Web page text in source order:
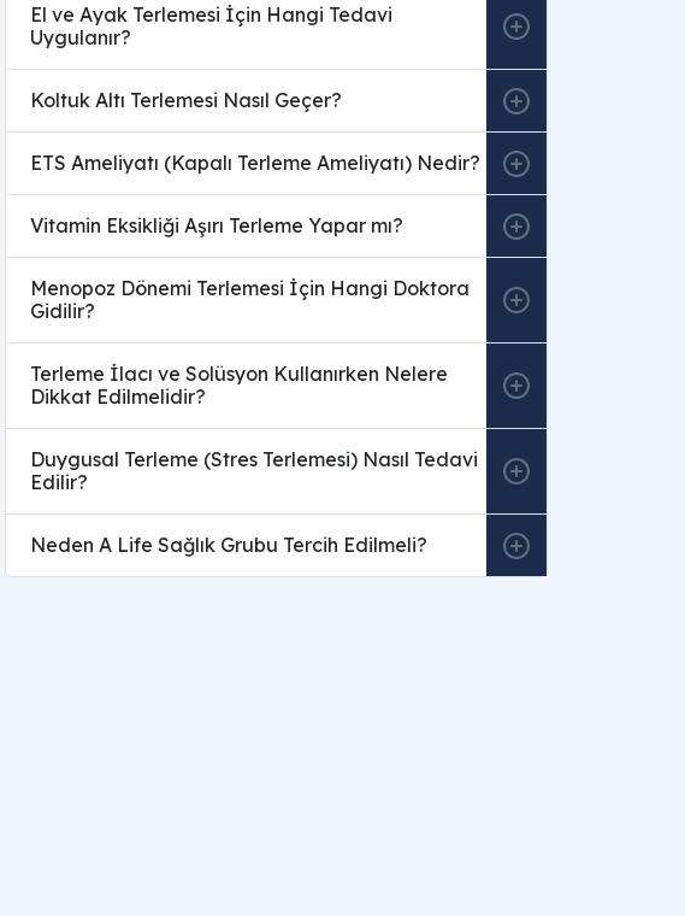
El ve Ayak Terlemesi İçin Hangi Tedavi
Uygulanır?
Koltuk Altı Terlemesi Nasıl Geçer?
ETS Ameliyatı (Kapalı Terleme Ameliyatı) Nedir?
Vitamin Eksikliği Aşırı Terleme Yapar mı?
Menopoz Dönemi Terlemesi İçin Hangi Doktora
Gidilir?
Terleme İlacı ve Solüsyon Kullanırken Nelere
Dikkat Edilmelidir?
Duygusal Terleme (Stres Terlemesi) Nasıl Tedavi
Edilir?
Neden A Life Sağlık Grubu Tercih Edilmeli?